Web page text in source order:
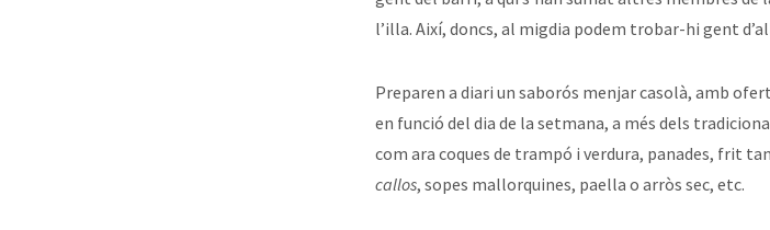
l’illa. Així, doncs, al migdia podem trobar-hi gent
Preparen a diari un saborós menjar casolà, amb
en funció del dia de la setmana, a més dels
com ara coques de trampó i verdura, panades, frit
callos, sopes mallorquines, paella o arròs sec, etc.